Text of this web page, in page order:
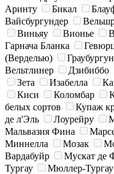
Аринту
Бикал
Вайсбургундер
Виньяу
Вионье
Гарнача Бланка
(Верделью)
Вельтлинер
Дзибиббо
Зета
Изабелла
Киси
Коломбар
белых сортов
Купаж
де л'Эль
Лоурейру
Мальвазия Фина
Миннелла
Мозак
Вардабуйр
Мускат де
Тургау
Мюллер-